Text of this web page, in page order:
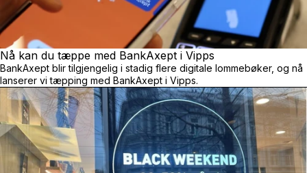
Nå kan du tæppe med BankAxept i Vipps
BankAxept blir tilgjengelig i stadig flere digitale lommebøker, og nå
lanserer vi tæpping med BankAxept i Vipps.